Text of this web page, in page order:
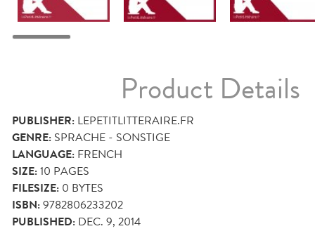
Product Details
PUBLISHER: LEPETITLITTERAIRE.FR
GENRE: SPRACHE - SONSTIGE
LANGUAGE: FRENCH
SIZE:10 PAGES
FILESIZE: 0 BYTES
ISBN:9782806233202
PUBLISHED: DEC. 9, 2014